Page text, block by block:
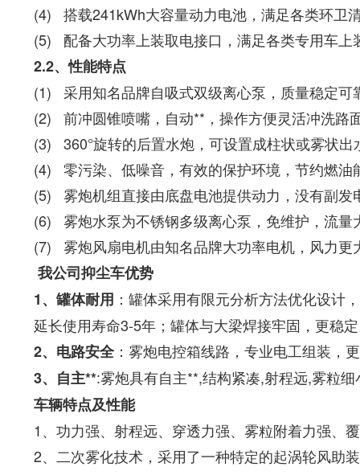
(4) 搭载241kWh大容量动力电池，满足各类环卫
(5) 配备大功率上装取电接口，满足各类专用车上
2.2、性能特点
(1) 采用知名品牌自吸式双级离心泵，质量稳定
(2) 前冲圆锥喷嘴，自动**，操作方便灵活冲洗路
(3) 360°旋转的后置水炮，可设置成柱状或雾状出
(4) 零污染、低噪音，有效的保护环境，节约燃油
(5) 雾炮机组直接由底盘电池提供动力，没有副
(6) 雾炮水泵为不锈钢多级离心泵，免维护，流量
(7) 雾炮风扇电机由知名品牌大功率电机，风力更
我公司抑尘车优势
1、罐体耐用 ：罐体采用有限元分析方法优化设计
延长使用寿命3-5年；罐体与大梁焊接牢固，更稳
2、电路安全：雾炮电控箱线路，专业电工组装，
3、自主**:雾炮具有自主**,结构紧凑,射程远,雾粒
车辆特点及性能
1、功力强、射程远、穿透力强、雾粒附着力强、
2、二次雾化技术，采用了一种特定的起涡轮风助